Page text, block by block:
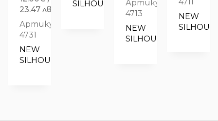
price
was:
12.27€
24.00 лв..
23.47 лв.
Текущата
Артикул:
4731
NEW
SILHOUETTE
SILHOUETTE Артикул:
4713
NEW
SILHOUETTE
NEW